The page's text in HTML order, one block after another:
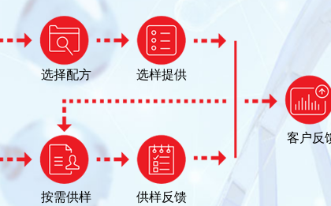
选择配方 选样提供
按需供样 供样反馈
客户反